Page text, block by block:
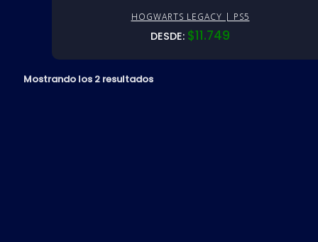
HOGWARTS LEGACY | PS5
DESDE: $11.749
Mostrando los 2 resultados